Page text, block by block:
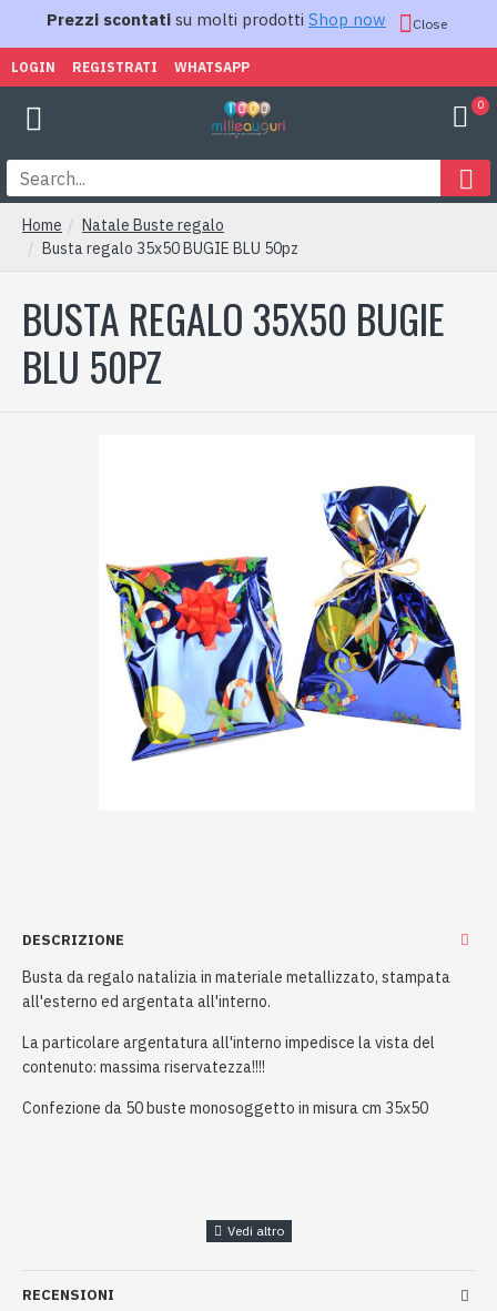
Prezzi scontati su molti prodotti Shop now Close
LOGIN REGISTRATI WHATSAPP
0
Home
Natale Buste regalo
Busta regalo 35x50 BUGIE BLU 50pz
BUSTA REGALO 35X50 BUGIE
BLU 50PZ
DESCRIZIONE
Busta da regalo natalizia in materiale metallizzato, stampata
all'esterno ed argentata all'interno.
La particolare argentatura all'interno impedisce la vista del
contenuto: massima riservatezza!!!!
Confezione da 50 buste monosoggetto in misura cm 35x50
RECENSIONI